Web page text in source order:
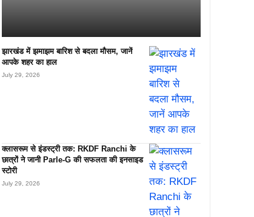
झारखंड में झमाझम बारिश से बदला मौसम, जानें
आपके शहर का हाल
July 29, 2026
क्लासरूम से इंडस्ट्री तक: RKDF Ranchi के
छात्रों ने जानी Parle-G की सफलता की इनसाइड
स्टोरी
July 29, 2026